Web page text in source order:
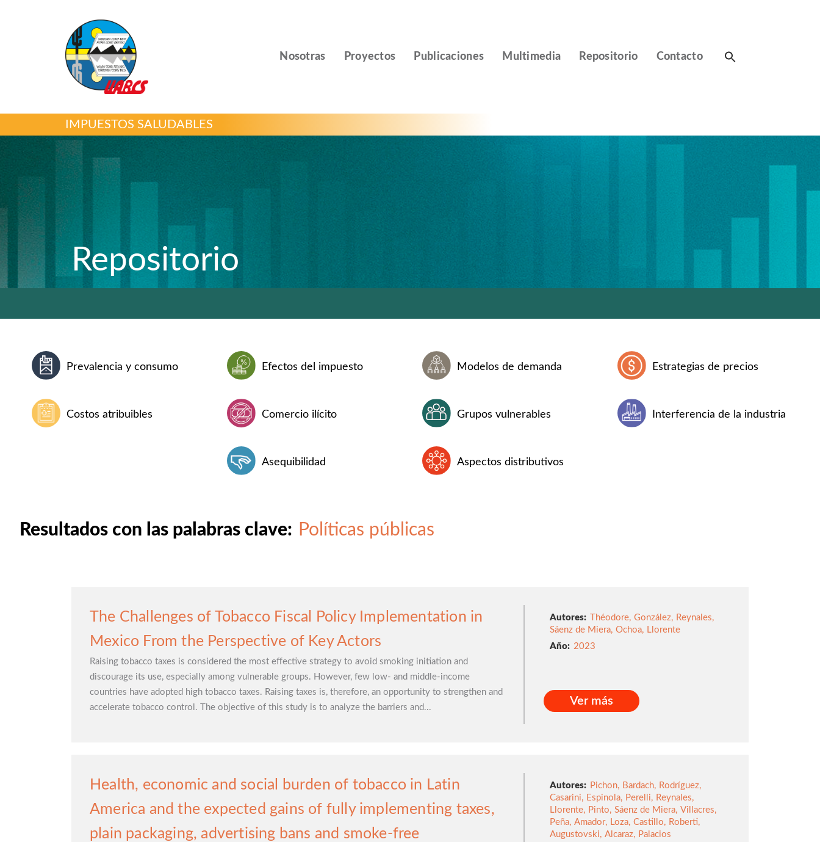
Nosotras Proyectos Publicaciones Multimedia Repositorio Contacto
IMPUESTOS SALUDABLES
Repositorio
Prevalencia y consumo Efectos del impuesto Modelos de demanda Estrategias de precios
Costos atribuibles Comercio ilícito Grupos vulnerables Interferencia de la industria
Asequibilidad Aspectos distributivos
Resultados con las palabras clave: Políticas públicas
The Challenges of Tobacco Fiscal Policy Implementation in
Mexico From the Perspective of Key Actors
Raising tobacco taxes is considered the most effective strategy to avoid smoking initiation and
discourage its use, especially among vulnerable groups. However, few low- and middle-income
countries have adopted high tobacco taxes. Raising taxes is, therefore, an opportunity to strengthen and
accelerate tobacco control. The objective of this study is to analyze the barriers and...
Autores: Théodore, González, Reynales,
Sáenz de Miera, Ochoa, Llorente
2023
Ver más
Health, economic and social burden of tobacco in Latin
America and the expected gains of fully implementing taxes,
plain packaging, advertising bans and smoke-free
Autores: Pichon, Bardach, Rodríguez,
Casarini, Espinola, Perelli, Reynales,
Llorente, Pinto, Sáenz de Miera, Villacres,
Peña, Amador, Loza, Castillo, Roberti,
Augustovski, Alcaraz, Palacios